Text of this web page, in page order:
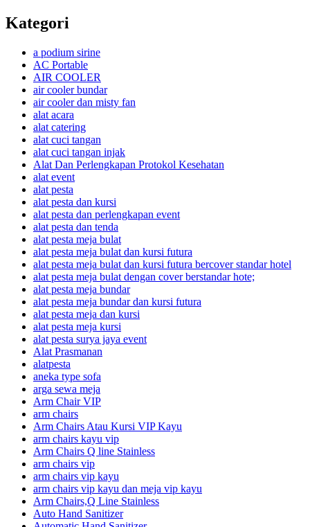
Kategori
a podium sirine
AC Portable
AIR COOLER
air cooler bundar
air cooler dan misty fan
alat acara
alat catering
alat cuci tangan
alat cuci tangan injak
Alat Dan Perlengkapan Protokol Kesehatan
alat event
alat pesta
alat pesta dan kursi
alat pesta dan perlengkapan event
alat pesta dan tenda
alat pesta meja bulat
alat pesta meja bulat dan kursi futura
alat pesta meja bulat dan kursi futura bercover standar hotel
alat pesta meja bulat dengan cover berstandar hote;
alat pesta meja bundar
alat pesta meja bundar dan kursi futura
alat pesta meja dan kursi
alat pesta meja kursi
alat pesta surya jaya event
Alat Prasmanan
alatpesta
aneka type sofa
arga sewa meja
Arm Chair VIP
arm chairs
Arm Chairs Atau Kursi VIP Kayu
arm chairs kayu vip
Arm Chairs Q line Stainless
arm chairs vip
arm chairs vip kayu
arm chairs vip kayu dan meja vip kayu
Arm Chairs,Q Line Stainless
Auto Hand Sanitizer